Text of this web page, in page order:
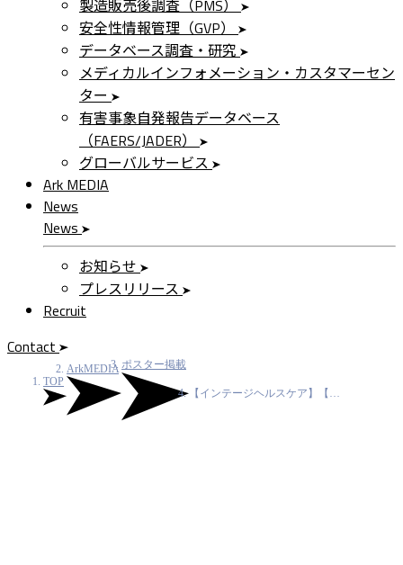
製造販売後調査（PMS）
安全性情報管理（GVP）
データベース調査・研究
メディカルインフォメーション・カスタマーセン
ター
有害事象自発報告データベース
（FAERS/JADER）
グローバルサービス
Ark MEDIA
News
News
お知らせ
プレスリリース
Recruit
Contact
TOP
ArkMEDIA ポスター掲載
【インテージヘルスケア】【…